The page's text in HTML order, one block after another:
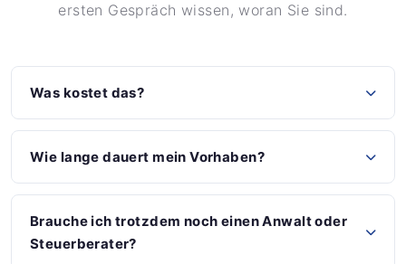
ersten Gespräch wissen, woran Sie sind.
Was kostet das?
Wie lange dauert mein Vorhaben?
Brauche ich trotzdem noch einen Anwalt oder
Steuerberater?